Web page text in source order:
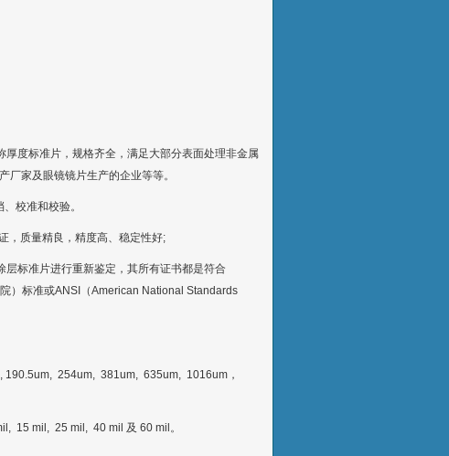
度标准片，规格齐全，满足大部分表面处理非金属
厂家及眼镜镜片生产的企业等等。
校准和校验。
，质量精良，精度高、稳定性好;
标准片进行重新鉴定，其所有证书都是符合
）标准或ANSI（American National Standards
254um, 381um, 635um, 1016um，
15 mil, 25 mil, 40 mil 及 60 mil。